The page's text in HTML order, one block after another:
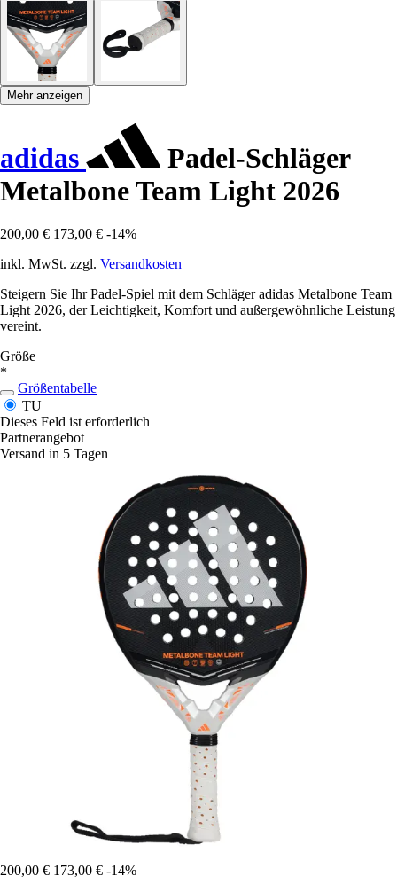
Mehr anzeigen
adidas
Padel-Schläger
Metalbone Team Light 2026
200,00 € 173,00 € -14%
inkl. MwSt. zzgl. Versandkosten
Steigern Sie Ihr Padel-Spiel mit dem Schläger adidas Metalbone Team
Light 2026, der Leichtigkeit, Komfort und außergewöhnliche Leistung
vereint.
Größe
*
Größentabelle
TU
Dieses Feld ist erforderlich
Partnerangebot
Versand in 5 Tagen
200,00 € 173,00 € -14%